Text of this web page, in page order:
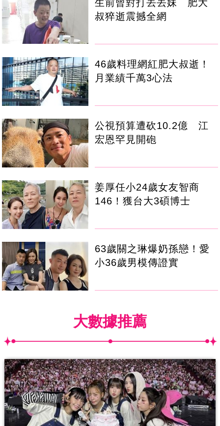
生前曾對打丟丟妹 肥大
叔猝逝震撼全網
46歲料理網紅肥大叔逝！
月業績千萬3心法
公視預算遭砍10.2億 江
宏恩罕見開砲
姜厚任小24歲女友智商
146！獲台大3碩博士
63歲關之琳爆奶孫戀！愛
小36歲男模傳證實
大數據推薦